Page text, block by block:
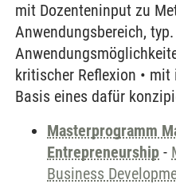
mit Dozenteninput zu
Anwendungsbereich,
kritischer Reflexion •
Basis eines dafür
Masterprogramm
Entrepreneurship -
Business